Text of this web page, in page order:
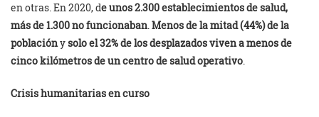
en otras. En 2020, de unos 2.300 establecimientos de salud,
más de 1.300 no funcionaban.Menos de la mitad (44%) de la
poblacióny solo el 32% de los desplazados viven a menos de
cinco kilómetros de un centro de salud operativo.
Crisis humanitarias en curso